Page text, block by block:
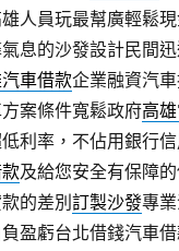
人員玩最幫廣輕鬆
息的沙發設計民間
車借款企業融資汽
案條件寬鬆政府高
利率，不佔用銀行
及給您安全有保障
的差別訂製沙發專
盈虧台北借錢汽車